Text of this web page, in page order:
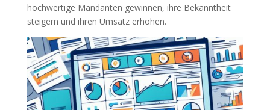
hochwertige Mandanten gewinnen, ihre Bekanntheit
steigern und ihren Umsatz erhöhen.